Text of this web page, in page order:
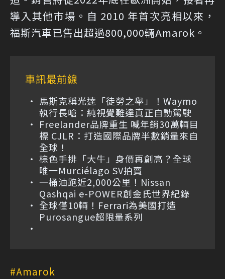
導入其他市場。自 2010 年首次亮相以來，
福斯汽車已售出超過800,000輛Amarok。
車訊最前線
馬斯克稱光達「徒勞之舉」！Waymo
執行長嗆：純視覺難達真正自動駕駛
Freelander品牌重生 喊年銷30萬輛目
標 CJLR：打造國際品牌半數銷量來自
全球！
棕色手排「大牛」身價再創高？全球
唯一Murciélago SV拍賣
一桶油跑近2,000公里！Nissan
Qashqai e-POWER創金氏世界紀錄
全球僅10輛！Ferrari為美國打造
Purosangue超限量系列
Amarok